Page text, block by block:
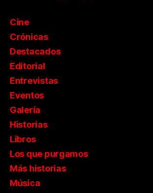
Cine
Crónicas
Destacados
Editorial
Entrevistas
Eventos
Galería
Historias
Libros
Los que purgamos
Más historias
Música